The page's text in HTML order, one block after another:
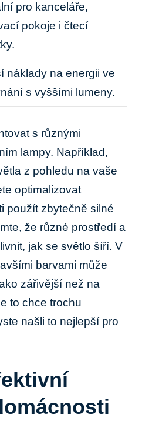
pro kanceláře,
pokoje i čtecí
náklady na‍ energii⁤ ve
s vyššími lumeny.
⁣s různými
lampy. Například,‌
z pohledu na vaše
⁣optimalizovat
použít zbytečně silné‍
že různé prostředí ⁤a
jak ​se světlo šíří. V
barvami může
zářivější ⁣než na‌
⁣to chce trochu
našli to nejlepší pro